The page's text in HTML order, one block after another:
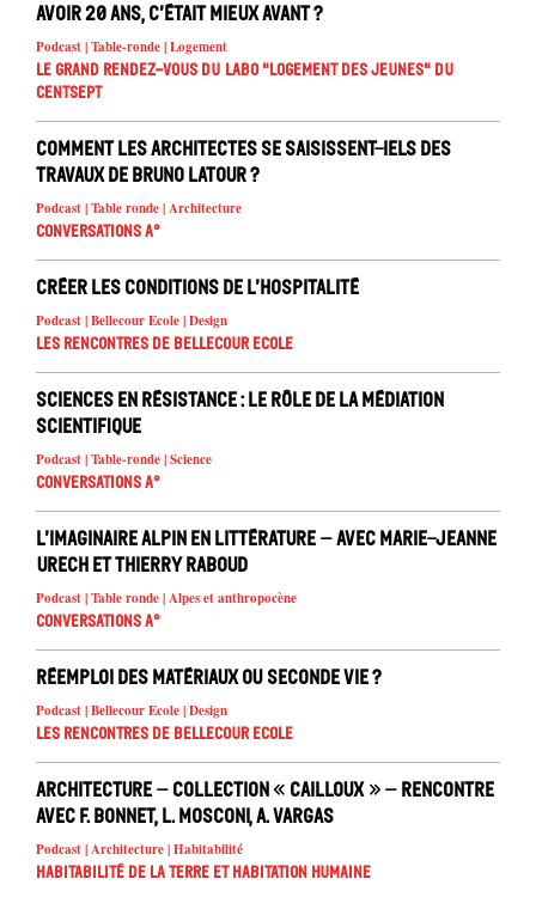
Avoir 20 ans, c’était mieux avant ?
Podcast | Table-ronde | Logement
Le Grand Rendez-vous du Labo "Logement des jeunes" du
Centsept
Comment les architectes se saisissent-iels des
travaux de Bruno Latour ?
Podcast | Table ronde | Architecture
Conversations A°
Créer les conditions de l’hospitalité
Podcast | Bellecour Ecole | Design
Les rencontres de Bellecour Ecole
Sciences en résistance : le rôle de la médiation
scientifique
Podcast | Table-ronde | Science
Conversations A°
L’imaginaire alpin en littérature – avec Marie-Jeanne
Urech et Thierry Raboud
Podcast | Table ronde | Alpes et anthropocène
Conversations A°
Réemploi des matériaux ou seconde vie ?
Podcast | Bellecour Ecole | Design
Les rencontres de Bellecour Ecole
Architecture – Collection « Cailloux » – rencontre
avec F. Bonnet, L. Mosconi, A. Vargas
Podcast | Architecture | Habitabilité
Habitabilité de la Terre et habitation humaine